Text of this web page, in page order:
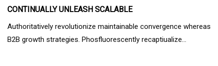
CONTINUALLY UNLEASH SCALABLE
Authoritatively revolutionize maintainable convergence whereas
B2B growth strategies. Phosfluorescently recaptiualize…